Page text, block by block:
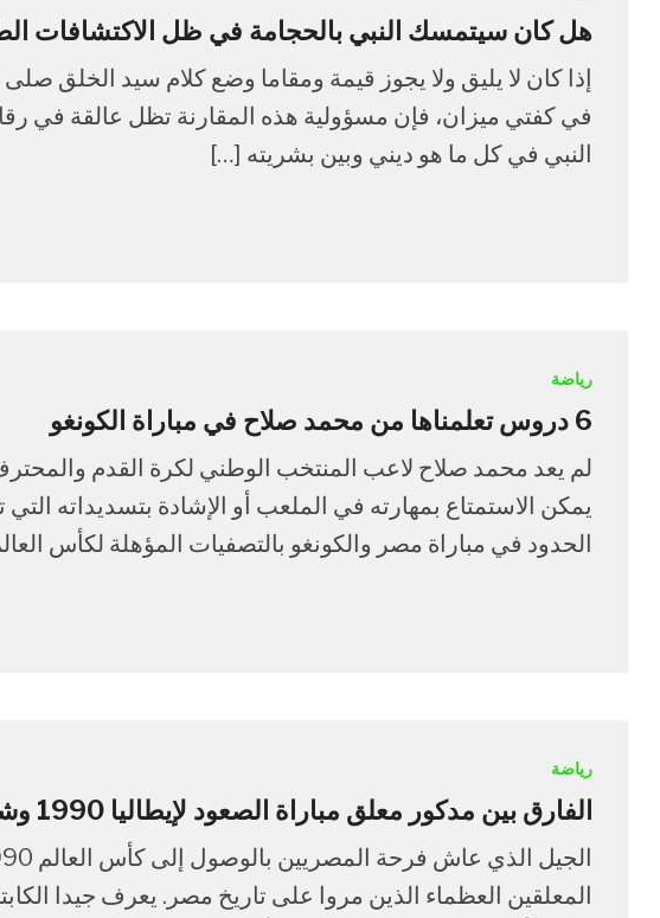
هل كان سيتمسك النبي بالحجامة في ظل الاكتشافات
إذا كان لا يليق ولا يجوز قيمة ومقاما وضع كلام سيد الخلق
في كفتي ميزان، فإن مسؤولية هذه المقارنة تظل عالقة في
النبي في كل ما هو ديني وبين بشريته […]
رياضة
6 دروس تعلمناها من محمد صلاح في مباراة الكونغو
لم يعد محمد صلاح لاعب المنتخب الوطني لكرة القدم
يمكن الاستمتاع بمهارته في الملعب أو الإشادة بتسديداته
الحدود في مباراة مصر والكونغو بالتصفيات المؤهلة لكأس
رياضة
الفارق بين مدكور معلق مباراة الصعود لإيطاليا 1990 وشلبوكا في 2018
المعلقين العظماء الذين مروا على تاريخ مصر. يعرف جيدا